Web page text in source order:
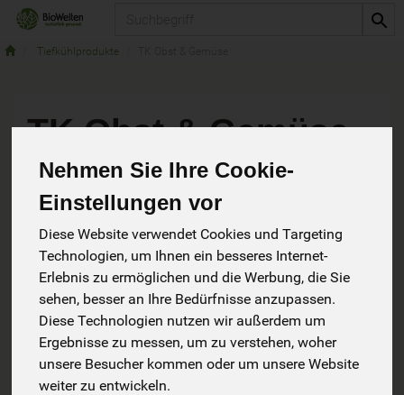
Nehmen Sie Ihre Cookie-
Einstellungen vor
Diese Website verwendet Cookies und Targeting
Technologien, um Ihnen ein besseres Internet-
Erlebnis zu ermöglichen und die Werbung, die Sie
sehen, besser an Ihre Bedürfnisse anzupassen.
Diese Technologien nutzen wir außerdem um
Ergebnisse zu messen, um zu verstehen, woher
unsere Besucher kommen oder um unsere Website
weiter zu entwickeln.
Tiefkühlprodukte
TK Obst & Gemüse
Hersteller Ernährung
Allergene